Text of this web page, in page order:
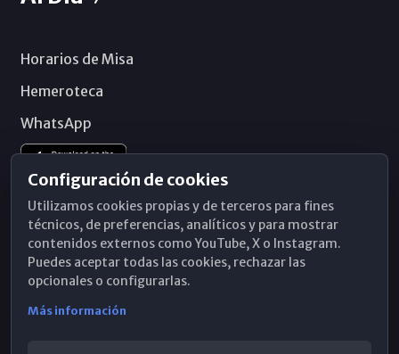
Horarios de Misa
Hemeroteca
WhatsApp
Configuración de cookies
Utilizamos cookies propias y de terceros para fines
técnicos, de preferencias, analíticos y para mostrar
contenidos externos como YouTube, X o Instagram.
Puedes aceptar todas las cookies, rechazar las
opcionales o configurarlas.
Más información